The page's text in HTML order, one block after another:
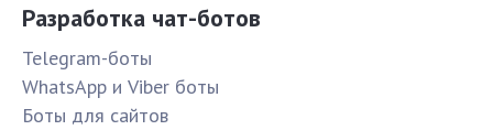
Разработка чат-ботов
Telegram-боты
WhatsApp и Viber боты
Боты для сайтов